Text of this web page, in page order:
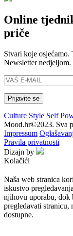
Online
priče
Stvari koje osjećamo.
Newsletter nedjeljom.
Culture Style Self
Mood.hr©2023. Sva
Impressum
Pravila privatnosti
Dizajn by
Kolačići
Naša web stranica
iskustvo
njihovu uporabu, dok
pregledavati stranicu,
dostupne.